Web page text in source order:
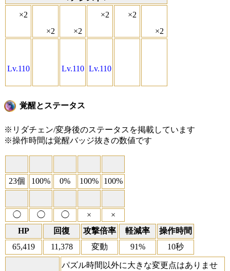
×2
×2
×2
×2
×2
×2
Lv.110 Lv.110 Lv.110
覚醒とステータス
※リダチェン/変身後のステータスを掲載しています
※操作時間は覚醒バッジ抜きの数値です
23個 100% 0% 100% 100%
◯ ◯ ◯ ×
×
HP
回復 攻撃倍率 軽減率
操作時間
65,419
11,378 変動 91% 10秒
パズル時間以外に大きな変更点はありませ